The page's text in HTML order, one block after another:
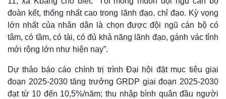
đoàn kết, thống nhất cao trong lãnh đạo, chỉ đạo. Kỳ vọng
lớn nhất của nhân dân là chọn được đội ngũ cán bộ có
tâm, có tầm, có tài, có đủ khả năng lãnh đạo, gánh vác tỉnh
mới rộng lớn như hiện nay”.
Dự thảo báo cáo chính trị trình Đại hội đặt mục tiêu giai
đoạn 2025-2030 tăng trưởng GRDP giai đoạn 2025-2030
đạt từ 10 đến 10,5%/năm; thu nhập bình quân đầu người